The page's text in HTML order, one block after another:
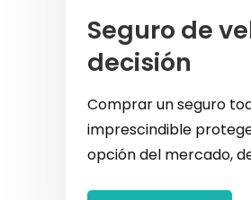
Seguro de
decisión
Comprar un seguro
imprescindible
opción del mercado,